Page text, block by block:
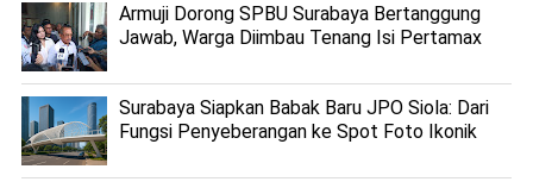
Armuji Dorong SPBU Surabaya Bertanggung
Jawab, Warga Diimbau Tenang Isi Pertamax
Surabaya Siapkan Babak Baru JPO Siola: Dari
Fungsi Penyeberangan ke Spot Foto Ikonik